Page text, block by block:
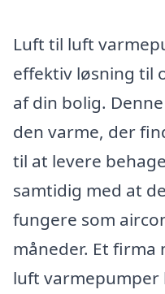
Luft til luft
effektiv løsning til
af din bolig.
den varme, der
til at levere
samtidig med at
fungere som
måneder. Et firma
luft varmepumper